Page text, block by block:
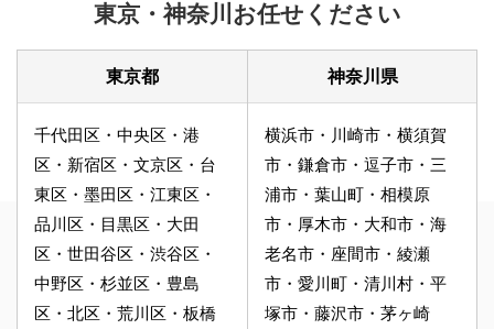
東京・神奈川お任せください
東京都
千代田区・中央区・港
区・新宿区・文京区・台
東区・墨田区・江東区・
品川区・目黒区・大田
区・世田谷区・渋谷区・
中野区・杉並区・豊島
区・北区・荒川区・板橋
神奈川県
横浜市・川崎市・横須賀
市・鎌倉市・逗子市・三
浦市・葉山町・相模原
市・厚木市・大和市・海
老名市・座間市・綾瀬
市・愛川町・清川村・平
塚市・藤沢市・茅ヶ崎